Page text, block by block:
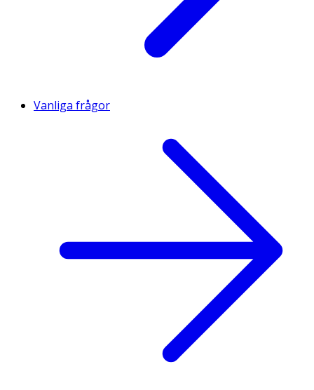
Vanliga frågor